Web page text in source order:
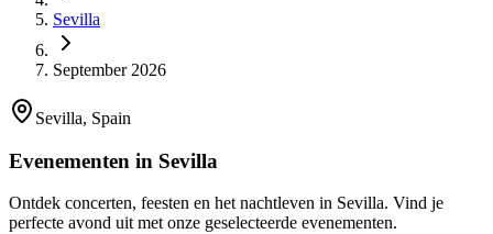
Sevilla
September 2026
Sevilla, Spain
Evenementen in Sevilla
Ontdek concerten, feesten en het nachtleven in Sevilla. Vind je
perfecte avond uit met onze geselecteerde evenementen.